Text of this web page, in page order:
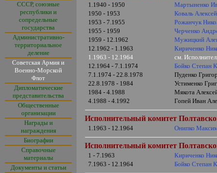
СССР, союзные
республики и
сопредельные
государства
Административно-
территориальное
деление
Советская Армия и
Военно-Морской
Флот
Дипломатические
представительства
Общественные
организации
Награды и
награждения
Биографии
Справочные
материалы
Документы и статьи
1.1940 - 1950
Мартыненко
1950 - 1953
Коваль
1953 - 7.1955
Рожанчук
1955 - 1959
Черченко
1959 - 12.1962
Мужицкий
12.1962 - 1.1963
Кириченко
1.1963 - 12.1964
см.
12.1964 - 7.1.1974
Бойко Степан
7.1.1974 - 22.8.1978
Пуденко
22.8.1978 - 1984
Устименко
1984 - 4.1988
Мякота
4.1988 - 4.1992
Гопей Иван
Исполнительный комитет
1.1963 - 12.1964 Онипко
Исполнительный комитет
1 - 7.1963
Кириченко
7.1963 - 12.1964
Бойко Степан